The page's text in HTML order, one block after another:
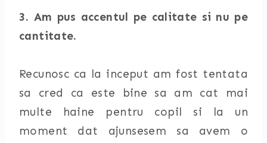
3. Am pus accentul pe calitate si nu pe
cantitate.
Recunosc ca la inceput am fost tentata
sa cred ca este bine sa am cat mai
multe haine pentru copil si la un
moment dat ajunsesem sa avem o